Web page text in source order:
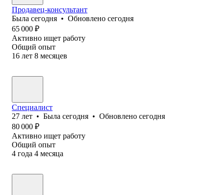
Продавец-консультант
Была сегодня • Обновлено сегодня
65 000 ₽
Активно ищет работу
Общий опыт
16 лет 8 месяцев
Специалист
27 лет • Была сегодня • Обновлено сегодня
80 000 ₽
Активно ищет работу
Общий опыт
4 года 4 месяца